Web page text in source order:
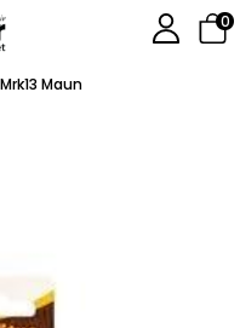
0
Maun